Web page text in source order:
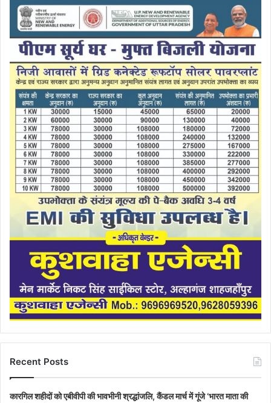
Recent Posts
कारगिल शहीदों को एबीवीपी की भावभीनी श्रद्धांजलि, कैंडल मार्च में गूंजे ‘भारत माता की